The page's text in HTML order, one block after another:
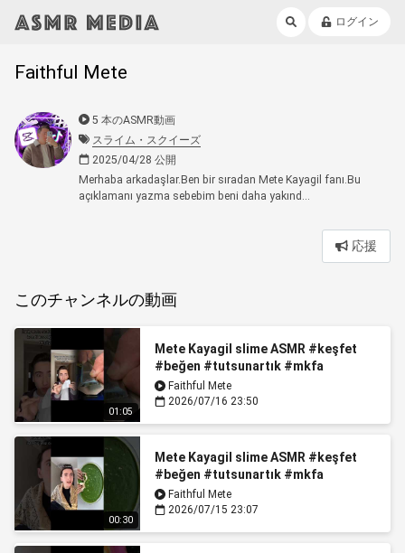
ログイン
Faithful Mete
5 本のASMR動画
スライム・スクイーズ
2025/04/28 公開
Merhaba arkadaşlar.Ben bir sıradan Mete Kayagil fanı.Bu
açıklamanı yazma sebebim beni daha yakınd...
応援
このチャンネルの動画
01:05
Mete Kayagil slime ASMR #keşfet
#beğen #tutsunartık #mkfa
#keşfetküsmüyüz
Faithful Mete
2026/07/16 23:50
00:30
Mete Kayagil slime ASMR #keşfet
#beğen #tutsunartık #mkfa
#keşfetküsmüyüz #ytshorts
Faithful Mete
2026/07/15 23:07